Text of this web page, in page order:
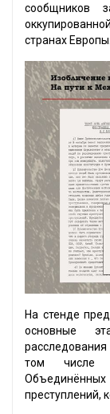
сообщников
странах Европы.
На стенде
основные
том числе
преступлений,